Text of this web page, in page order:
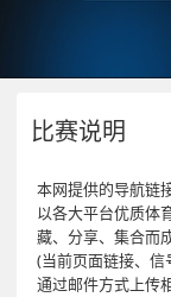
比赛说明
本网提供的导航链
以各大平台优质体
藏、分享、集合而
(当前页面链接、信
通过邮件方式上传